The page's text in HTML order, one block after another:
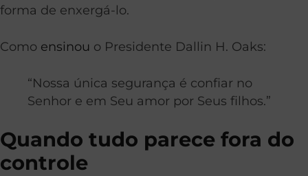
forma de enxergá-lo.
Como ensinou o Presidente Dallin H. Oaks:
“Nossa única segurança é confiar no
Senhor e em Seu amor por Seus filhos.”
Quando tudo parece fora do
controle